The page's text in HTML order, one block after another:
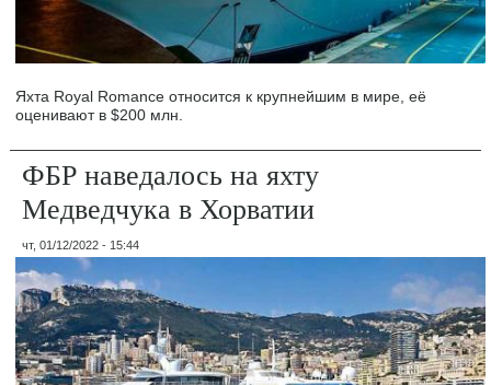
Яхта Royal Romance относится к крупнейшим в мире, её
оценивают в $200 млн.
ФБР наведалось на яхту
Медведчука в Хорватии
чт, 01/12/2022 - 15:44